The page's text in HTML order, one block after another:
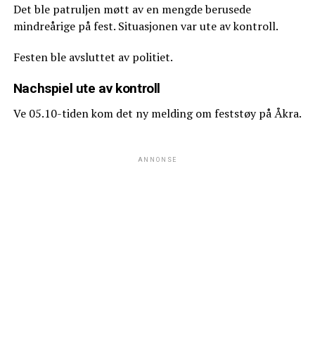
Det ble patruljen møtt av en mengde berusede
mindreårige på fest. Situasjonen var ute av kontroll.
Festen ble avsluttet av politiet.
Nachspiel ute av kontroll
Ve 05.10-tiden kom det ny melding om feststøy på Åkra.
ANNONSE